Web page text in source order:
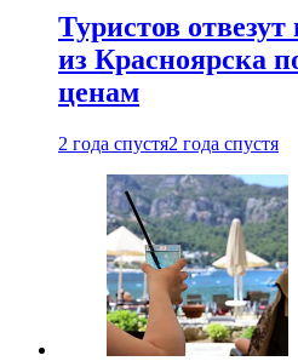
Туристов
из Красноярска
ценам
2 года спустя2 года спустя